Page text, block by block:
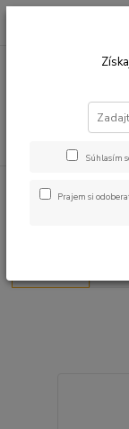
Súhlasím
Prajem si